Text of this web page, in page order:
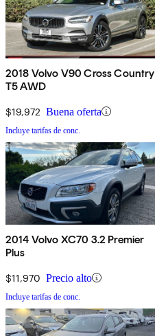
2018 Volvo V90 Cross Country
T5 AWD
$19,972 Buena oferta
Incluye tarifas de conc.
2014 Volvo XC70 3.2 Premier
Plus
$11,970 Precio alto
Incluye tarifas de conc.